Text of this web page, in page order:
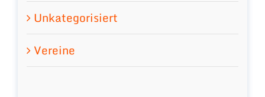
Unkategorisiert
Vereine